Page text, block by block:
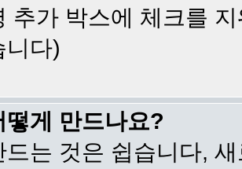
추가 박스에 체크를
니다)
떻게 만드나요?
드는 것은 쉽습니다,